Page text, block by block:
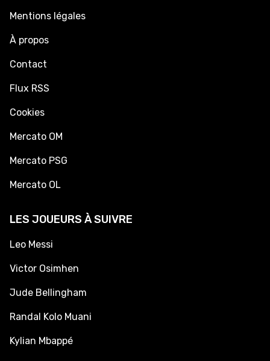
Mentions légales
À propos
Contact
Flux RSS
Cookies
Mercato OM
Mercato PSG
Mercato OL
LES JOUEURS À SUIVRE
Leo Messi
Victor Osimhen
Jude Bellingham
Randal Kolo Muani
Kylian Mbappé